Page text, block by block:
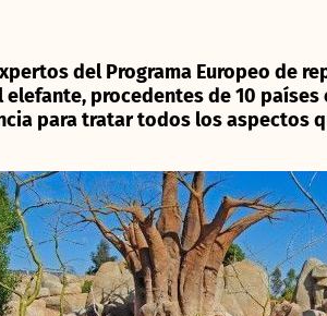
del Programa Europeo de
procedentes de 10 países
para tratar todos los aspectos